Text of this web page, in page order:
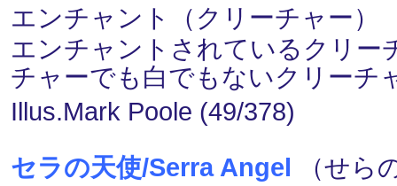
エンチャント（クリーチャー）
エンチャントされているクリー
チャーでも白でもないクリーチ
Illus.Mark Poole (49/378)
セラの天使/Serra Angel （せら